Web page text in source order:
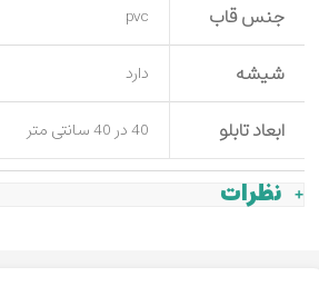
جنس قاب pvc
شیشه دارد
ابعاد تابلو 40 در 40 سانتی متر
نظرات